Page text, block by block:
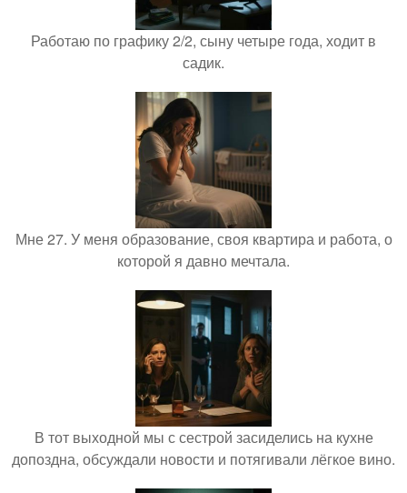
Работаю по графику 2/2, сыну четыре года, ходит в
садик.
Мне 27. У меня образование, своя квартира и работа, о
которой я давно мечтала.
В тот выходной мы с сестрой засиделись на кухне
допоздна, обсуждали новости и потягивали лёгкое вино.